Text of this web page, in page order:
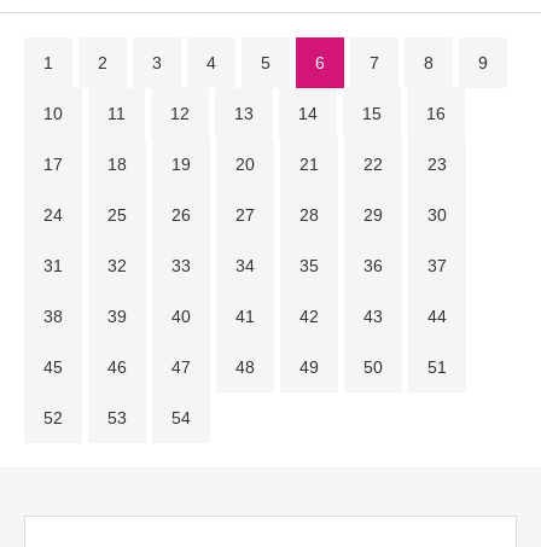
1 2 3 4 5 6 7 8 9
10 11 12 13 14 15 16
17 18 19 20 21 22 23
24 25 26 27 28 29 30
31 32 33 34 35 36 37
38 39 40 41 42 43 44
45 46 47 48 49 50 51
52 53 54